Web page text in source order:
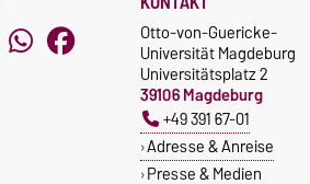
Otto-von-Guericke-
Universität Magdeburg
Universitätsplatz 2
39106 Magdeburg
+49 391 67-01
Adresse & Anreise
Presse & Medien